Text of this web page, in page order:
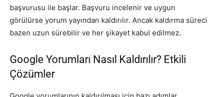
başvurusu ile başlar. Başvuru incelenir ve uygun
görülürse yorum yayından kaldırılır. Ancak kaldırma süreci
bazen uzun sürebilir ve her şikayet kabul edilmez.
Google Yorumları Nasıl Kaldırılır? Etkili
Çözümler